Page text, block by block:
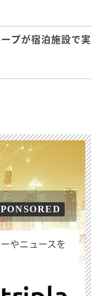
プが宿泊施設で実
やニュースを